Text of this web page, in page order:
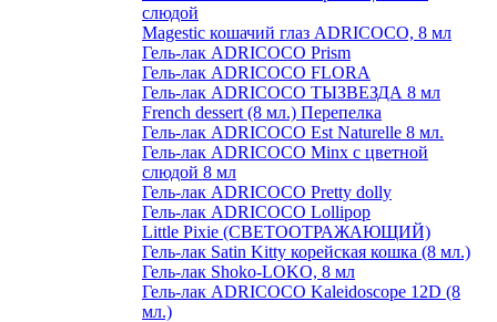
слюдой
Magestic кошачий глаз ADRICOCO, 8 мл
Гель-лак ADRICOCO Prism
Гель-лак ADRICOCO FLORA
Гель-лак ADRICOCO ТЫЗВЕЗДА 8 мл
French dessert (8 мл.) Перепелка
Гель-лак ADRICOCO Est Naturelle 8 мл.
Гель-лак ADRICOCO Minx с цветной
слюдой 8 мл
Гель-лак ADRICOCO Pretty dolly
Гель-лак ADRICOCO Lollipop
Little Pixie (СВЕТООТРАЖАЮЩИЙ)
Гель-лак Satin Kitty корейская кошка (8 мл.)
Гель-лак Shoko-LOKO, 8 мл
Гель-лак ADRICOCO Kaleidoscope 12D (8
мл.)